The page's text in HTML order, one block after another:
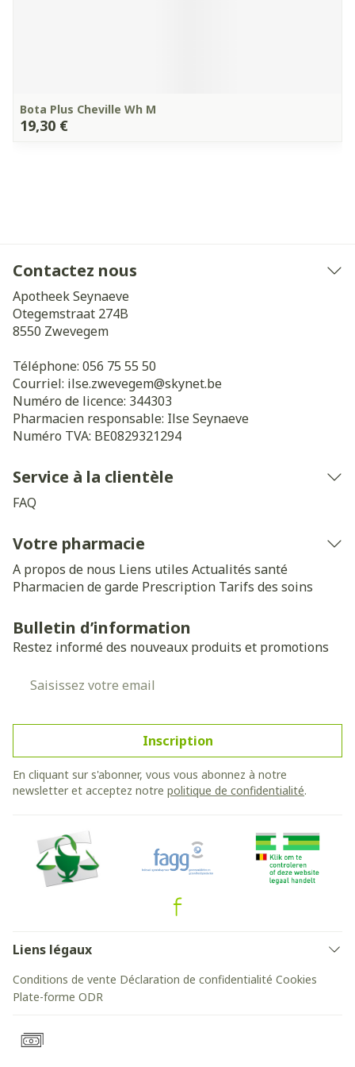
Bota Plus Cheville Wh M
19,30 €
Contactez nous
Apotheek Seynaeve
Otegemstraat 274B
8550 Zwevegem
Téléphone: 056 75 55 50
Courriel: ilse.zwevegem@skynet.be
Numéro de licence: 344303
Pharmacien responsable: Ilse Seynaeve
Numéro TVA: BE0829321294
Service à la clientèle
FAQ
Votre pharmacie
A propos de nous Liens utiles Actualités santé
Pharmacien de garde Prescription Tarifs des soins
Bulletin d’information
Restez informé des nouveaux produits et promotions
Inscription
En cliquant sur s'abonner, vous vous abonnez à notre
newsletter et acceptez notre politique de confidentialité.
Liens légaux
Conditions de vente Déclaration de confidentialité Cookies
Plate-forme ODR